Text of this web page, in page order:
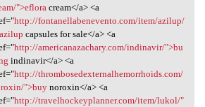
">eflora cream</a> <a
http://fontanellabenevento.com/item/azilup/
capsules for sale</a> <a
http://americanazachary.com/indinavir/">bu
indinavir</a> <a
http://thrombosedexternalhemorrhoids.com/
">buynoroxin</a> <a
http://travelhockeyplanner.com/item/lukol/"